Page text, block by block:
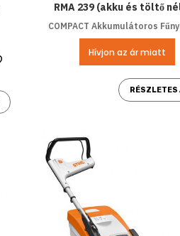
Kedvencekhez ad
RMA 239 (akku és töltő
COMPACT Akkumulátoros
Hívjon az ár miatt
RÉSZLETES